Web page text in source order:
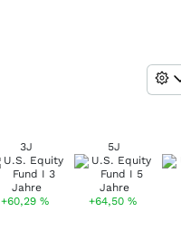
3J
+60,29 %
5J
+64,50 %